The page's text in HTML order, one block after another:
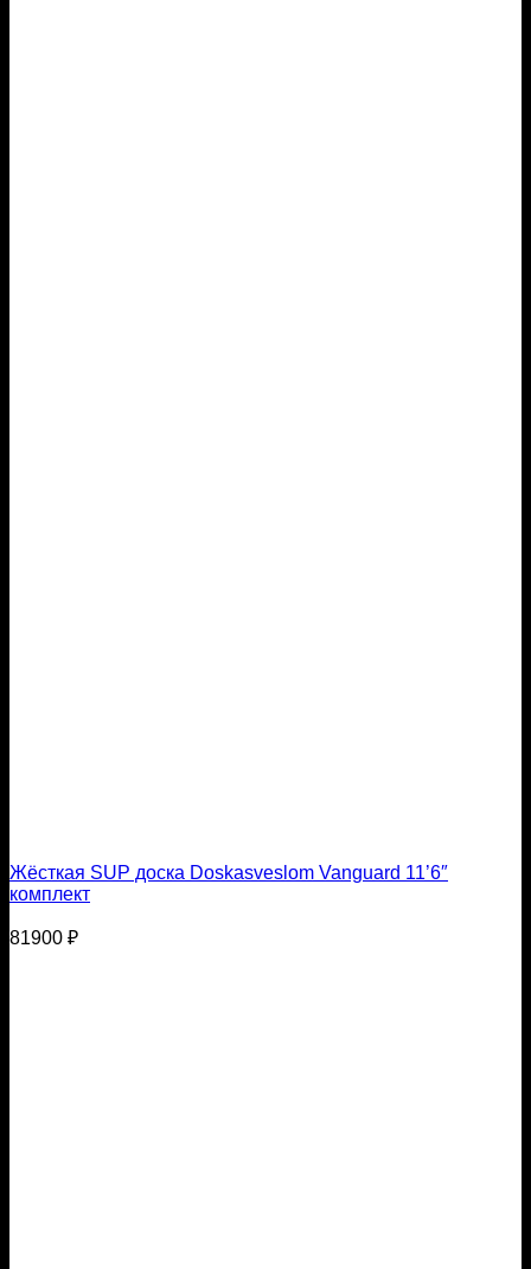
Жёсткая SUP доска Doskasveslom Vanguard 11’6″
комплект
81900 ₽